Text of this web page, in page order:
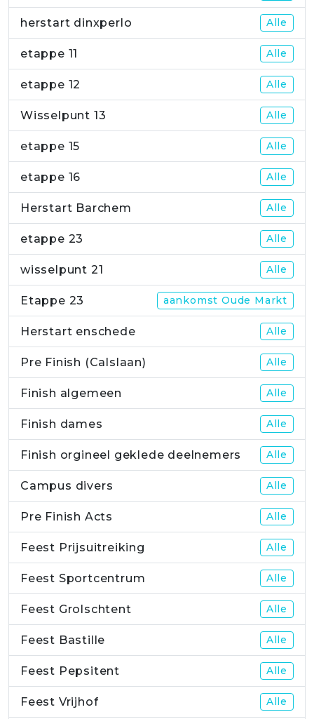
herstart dinxperlo Alle
etappe 11 Alle
etappe 12 Alle
Wisselpunt 13 Alle
etappe 15 Alle
etappe 16 Alle
Herstart Barchem Alle
etappe 23 Alle
wisselpunt 21 Alle
Etappe 23 aankomst Oude Markt
Herstart enschede Alle
Pre Finish (Calslaan) Alle
Finish algemeen Alle
Finish dames Alle
Finish orgineel geklede deelnemers Alle
Campus divers Alle
Pre Finish Acts Alle
Feest Prijsuitreiking Alle
Feest Sportcentrum Alle
Feest Grolschtent Alle
Feest Bastille Alle
Feest Pepsitent Alle
Feest Vrijhof Alle